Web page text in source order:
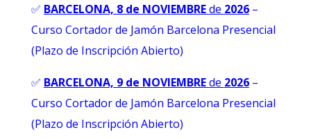
✅ BARCELONA, 8 de NOVIEMBREde 2026–
Curso Cortador de Jamón Barcelona Presencial
(Plazo de Inscripción Abierto)
✅ BARCELONA, 9 de NOVIEMBREde 2026–
Curso Cortador de Jamón Barcelona Presencial
(Plazo de Inscripción Abierto)